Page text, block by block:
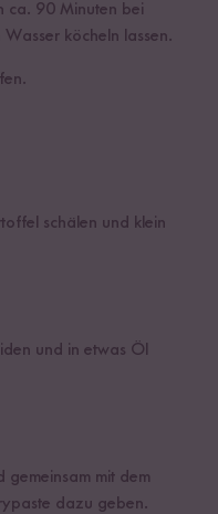
ca. 90 Minuten bei
Wasser köcheln lassen.
schälen und klein
und in etwas Öl
gemeinsam mit dem
dazu geben.